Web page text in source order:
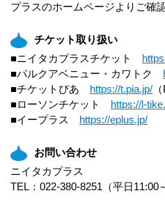
プラスのホームページよりご確
チケット取り扱い
■ニイタカプラスチケット
■パルクアベニュー・カワトク
■チケットぴあ https://t.pia.jp/
■ローソンチケット https://l-
■イープラス https://eplus.jp/
お問い合わせ
ニイタカプラス
TEL：022-380-8251（平日11:00